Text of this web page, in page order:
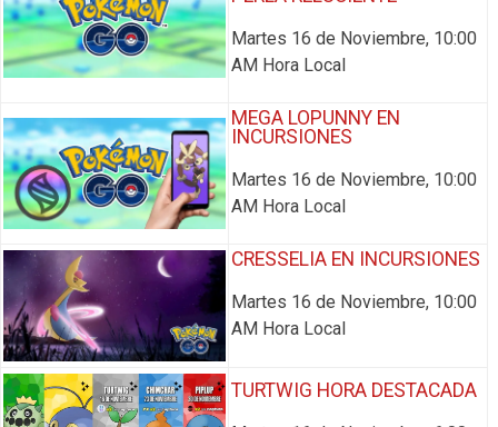
Martes 16 de Noviembre, 10:00
AM Hora Local
MEGA LOPUNNY EN
INCURSIONES
Martes 16 de Noviembre, 10:00
AM Hora Local
CRESSELIA EN INCURSIONES
Martes 16 de Noviembre, 10:00
AM Hora Local
TURTWIG HORA DESTACADA